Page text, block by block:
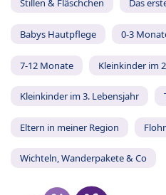
Stillen & Fläschchen Das
Babys Hautpflege 0-3
7-12 Monate Kleinkinder im
Kleinkinder im 3. Lebensjahr
Eltern in meiner Region
Wichteln, Wanderpakete & Co